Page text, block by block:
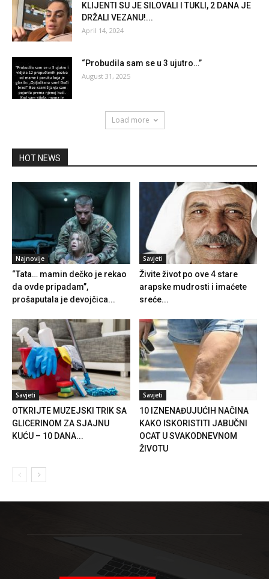
KLIJENTI SU JE SILOVALI I TUKLI, 2 DANA JE
DRŽALI VEZANU!...
April 14, 2024
“Probudila sam se u 3 ujutro…”
August 31, 2025
Load more
HOT NEWS
Najnovije
“Tata… mamin dečko je rekao
da ovde pripadam”,
prošaputala je devojčica...
Savjeti
Živite život po ove 4 stare
arapske mudrosti i imaćete
sreće...
Savjeti
OTKRIJTE MUZEJSKI TRIK SA
GLICERINOM ZA SJAJNU
KUĆU – 10 DANA...
Savjeti
10 IZNENAĐUJUĆIH NAČINA
KAKO ISKORISTITI JABUČNI
OCAT U SVAKODNEVNOM
ŽIVOTU